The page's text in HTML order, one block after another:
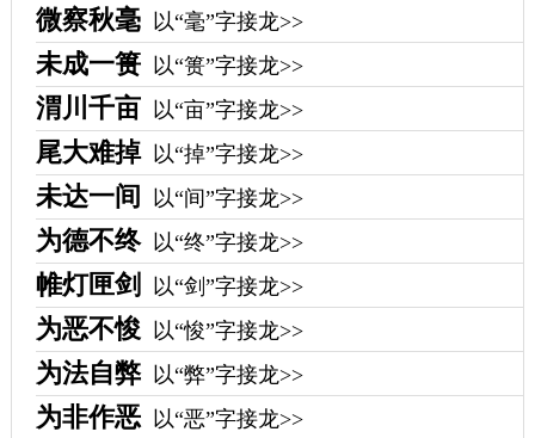
微察秋毫 以“毫”字接龙>>
未成一篑 以“篑”字接龙>>
渭川千亩 以“亩”字接龙>>
尾大难掉 以“掉”字接龙>>
未达一间 以“间”字接龙>>
为德不终 以“终”字接龙>>
帷灯匣剑 以“剑”字接龙>>
为恶不悛 以“悛”字接龙>>
为法自弊 以“弊”字接龙>>
为非作恶 以“恶”字接龙>>